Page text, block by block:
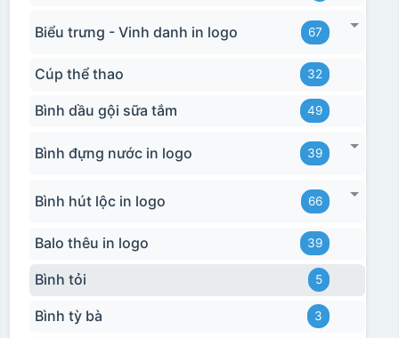
Biểu trưng - Vinh danh in logo 67
Cúp thể thao 32
Bình dầu gội sữa tắm 49
Bình đựng nước in logo 39
Bình hút lộc in logo 66
Balo thêu in logo 39
Bình tỏi 5
Bình tỳ bà 3